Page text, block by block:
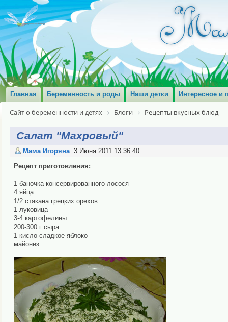
Главная Беременность и роды Наши детки Интересное и
Сайт о беременности и детях Блоги Рецепты вкусных блюд
Салат "Махровый"
Мама Игоряна 3 Июня 2011 13:36:40
Рецепт приготовления:
1 баночка консервированного лосося
4 яйца
1/2 стакана грецких орехов
1 луковица
3-4 картофелины
200-300 г сыра
1 кисло-сладкое яблоко
майонез